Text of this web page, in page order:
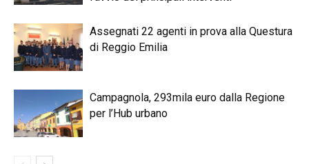
Assegnati 22 agenti in prova alla Questura
di Reggio Emilia
Campagnola, 293mila euro dalla Regione
per l’Hub urbano